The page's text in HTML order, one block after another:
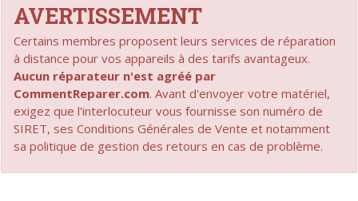
AVERTISSEMENT
Certains membres proposent leurs services de réparation
à distance pour vos appareils à des tarifs avantageux.
Aucun réparateur n'est agréé par
CommentReparer.com. Avant d'envoyer votre matériel,
exigez que l'interlocuteur vous fournisse son numéro de
SIRET, ses Conditions Générales de Vente et notamment
sa politique de gestion des retours en cas de problème.